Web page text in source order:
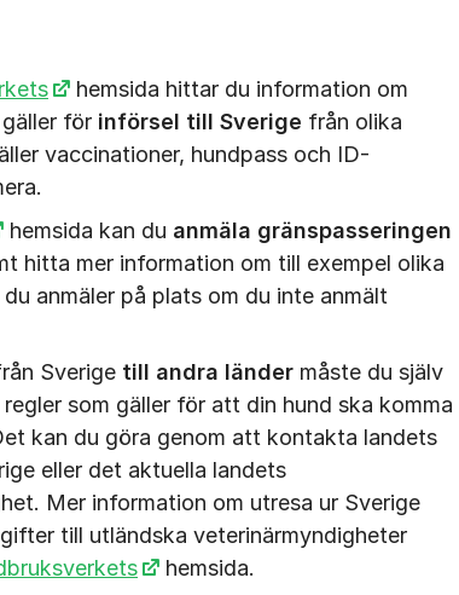
hemsida hittar du information om
för införsel till Sverige från olika
vaccinationer, hundpass och ID-
med mera.
hemsida kan du anmäla gränspasseringen
hitta mer information om till exempel olika
anmäler på plats om du inte anmält
Sverige till andra länder måste du själv
som gäller för att din hund ska komma
kan du göra genom att kontakta landets
eller det aktuella landets
Mer information om utresa ur Sverige
till utländska veterinärmyndigheter
hemsida.